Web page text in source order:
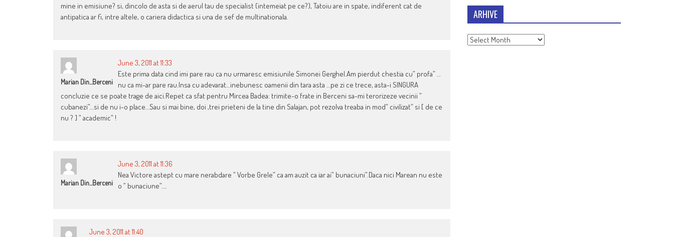
mine in emisiune? si, dincolo de asta si de aerul tau de specialist (intemeiat pe ce?), Tatoiu are in spate, indiferent cat de
antipatica ar fi, intre altele, o cariera didactica si una de sef de multinationala.
Marian Din...Berceni
June 3, 2011 at 11:33
Este prima data cind imi pare rau ca nu urmaresc emisiunile Simonei Gerghel.Am pierdut chestia cu” profa” …
nu ca mi-ar pare rau.Insa cu adevarat…inebunesc oamenii din tara asta …pe zi ce trece, asta-i SINGURA
concluzie ce se poate trage de aici.Repet ca sfat pentru Mircea Badea: trimite-o frate in Berceni sa-mi terorizeze vecinii ”
cubanezi”…si de nu i-o place…Sau si mai bine, doi ,trei prieteni de la tine din Salajan, pot rezolva treaba in mod” civilizat” si [ de ce
nu ? ] ” academic” !
Marian Din...Berceni
June 3, 2011 at 11:36
Nea Victore astept cu mare nerabdare ” Vorbe Grele” ca am auzit ca iar ai” bunaciuni”.Daca nici Marean nu este
o ” bunaciune”….
June 3, 2011 at 11:40
ARHIVE
Arhive